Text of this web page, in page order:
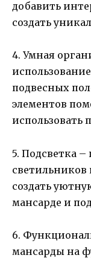
добавить
создать
4. Умная
подвесных
элементов
использовать
5. Подсветка –
создать
мансарде и
6.
мансарды на